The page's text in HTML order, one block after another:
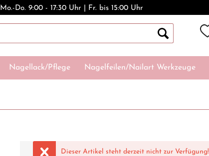
Mo.-Do. 9:00 - 17:30 Uhr | Fr. bis 15:00 Uhr
Nagellack/Pflege Nagelfeilen/Nailart Werkzeuge
Dieser Artikel steht derzeit nicht zur Verfügung!